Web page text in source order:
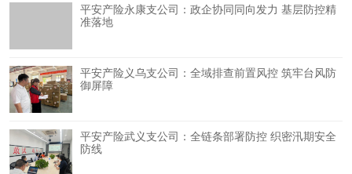
平安产险永康支公司：政企协同同向发力 基层防控精
准落地
平安产险义乌支公司：全域排查前置风控 筑牢台风防
御屏障
平安产险武义支公司：全链条部署防控 织密汛期安全
防线